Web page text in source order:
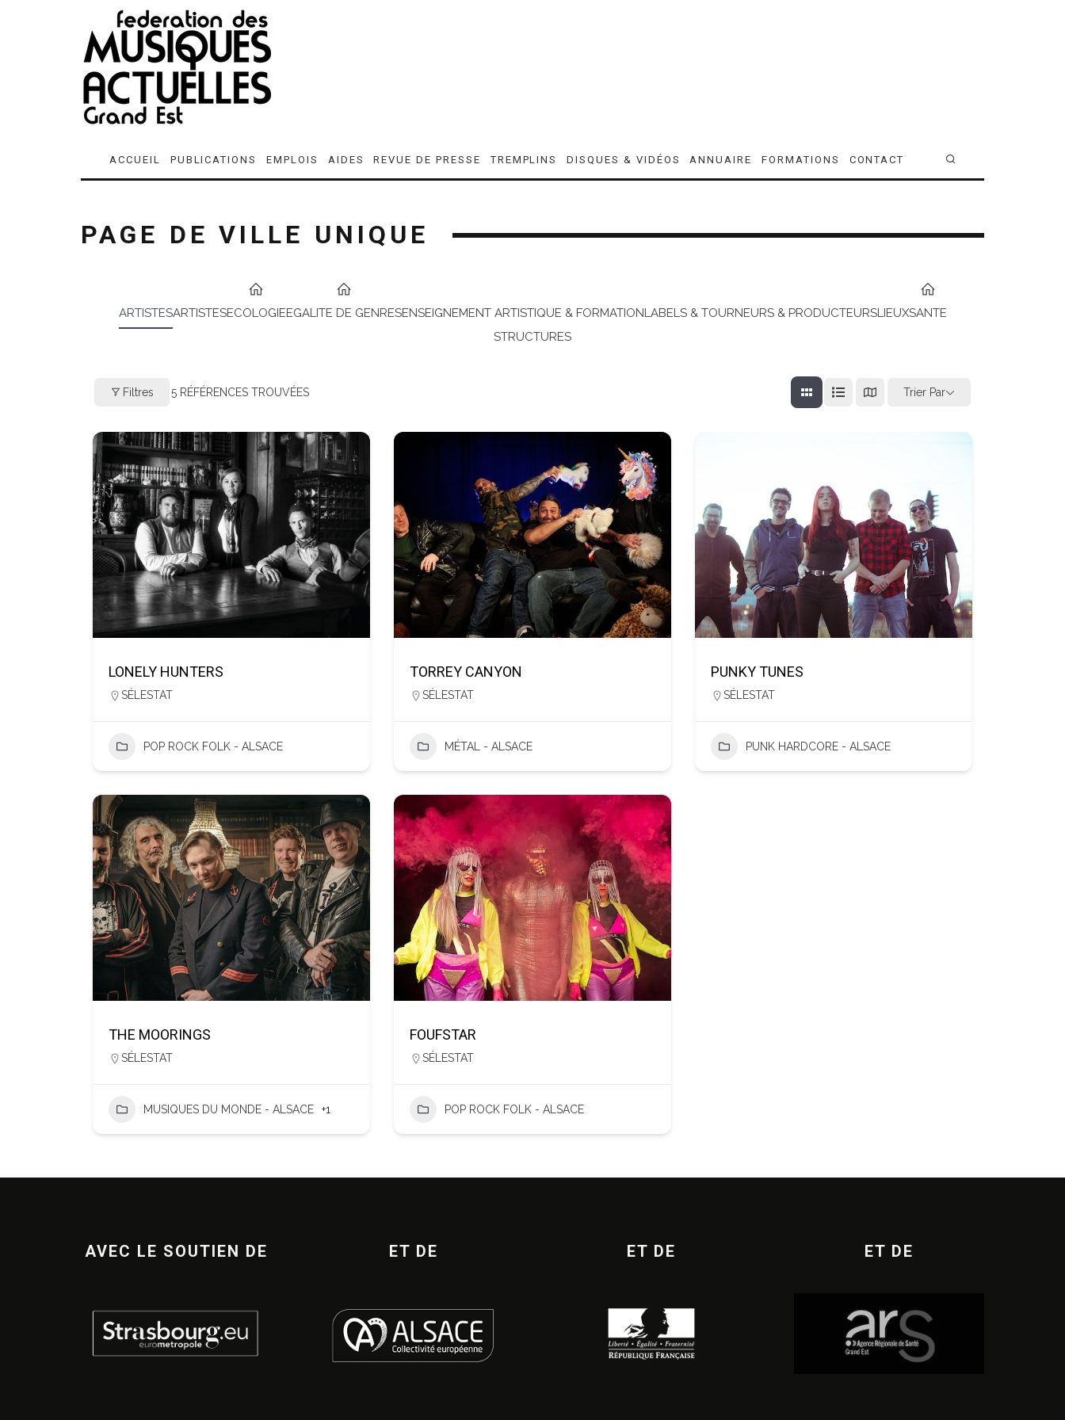
ACCUEIL PUBLICATIONS EMPLOIS AIDES REVUE DE PRESSE TREMPLINS DISQUES & VIDÉOS ANNUAIRE FORMATIONS CONTACT
PAGE DE VILLE UNIQUE
ARTISTESARTISTESECOLOGIEEGALITE DE GENRESENSEIGNEMENT ARTISTIQUE & FORMATIONLABELS & TOURNEURS & PRODUCTEURSLIEUXSANTE
STRUCTURES
Filtres 5 RÉFÉRENCES TROUVÉES Trier Par
LONELY HUNTERS
SÉLESTAT
POP ROCK FOLK - ALSACE
TORREY CANYON
SÉLESTAT
MÉTAL - ALSACE
PUNKY TUNES
SÉLESTAT
PUNK HARDCORE - ALSACE
THE MOORINGS
SÉLESTAT
MUSIQUES DU MONDE - ALSACE +1
FOUFSTAR
SÉLESTAT
POP ROCK FOLK - ALSACE
AVEC LE SOUTIEN DE ET DE ET DE ET DE